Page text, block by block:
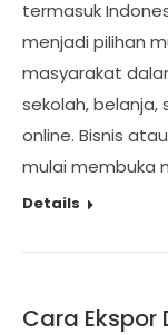
termasuk
menjadi pilihan
masyarakat
sekolah, belanja,
online. Bisnis
mulai membuka
Details
Cara